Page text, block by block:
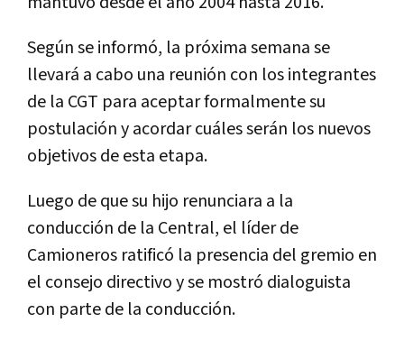
Según se informó, la próxima semana se
llevará a cabo una reunión con los integrantes
de la CGT para aceptar formalmente su
postulación y acordar cuáles serán los nuevos
objetivos de esta etapa.
Luego de que su hijo renunciara a la
conducción de la Central, el líder de
Camioneros ratificó la presencia del gremio en
el consejo directivo y se mostró dialoguista
con parte de la conducción.